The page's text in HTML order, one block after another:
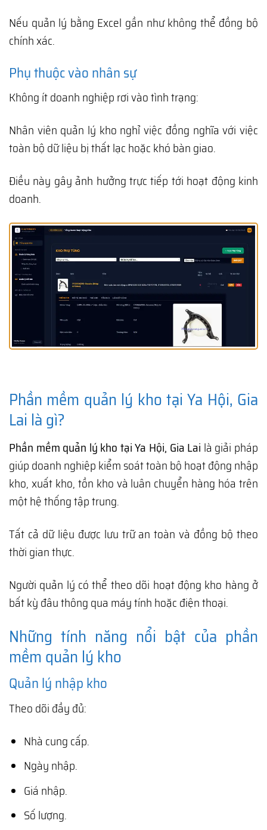
Nếu quản lý bằng Excel gần như không thể đồng bộ
chính xác.
Phụ thuộc vào nhân sự
Không ít doanh nghiệp rơi vào tình trạng:
Nhân viên quản lý kho nghỉ việc đồng nghĩa với việc
toàn bộ dữ liệu bị thất lạc hoặc khó bàn giao.
Điều này gây ảnh hưởng trực tiếp tới hoạt động kinh
doanh.
Phần mềm quản lý kho tại Ya Hội, Gia
Lai là gì?
Phần mềm quản lý kho tại Ya Hội, Gia Lai là giải pháp
giúp doanh nghiệp kiểm soát toàn bộ hoạt động nhập
kho, xuất kho, tồn kho và luân chuyển hàng hóa trên
một hệ thống tập trung.
Tất cả dữ liệu được lưu trữ an toàn và đồng bộ theo
thời gian thực.
Người quản lý có thể theo dõi hoạt động kho hàng ở
bất kỳ đâu thông qua máy tính hoặc điện thoại.
Những tính năng nổi bật của phần
mềm quản lý kho
Quản lý nhập kho
Theo dõi đầy đủ:
Nhà cung cấp.
Ngày nhập.
Giá nhập.
Số lượng.